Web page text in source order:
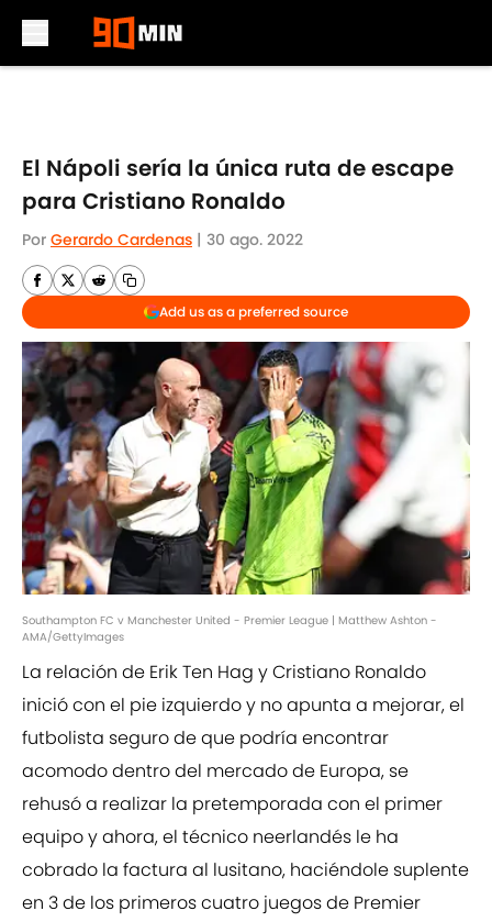
El Nápoli sería la única ruta de escape
para Cristiano Ronaldo
Por Gerardo Cardenas | 30 ago. 2022
Add us as a preferred source
Southampton FC v Manchester United - Premier League | Matthew Ashton -
AMA/GettyImages
La relación de Erik Ten Hag y Cristiano Ronaldo
inició con el pie izquierdo y no apunta a mejorar, el
futbolista seguro de que podría encontrar
acomodo dentro del mercado de Europa, se
rehusó a realizar la pretemporada con el primer
equipo y ahora, el técnico neerlandés le ha
cobrado la factura al lusitano, haciéndole suplente
en 3 de los primeros cuatro juegos de Premier